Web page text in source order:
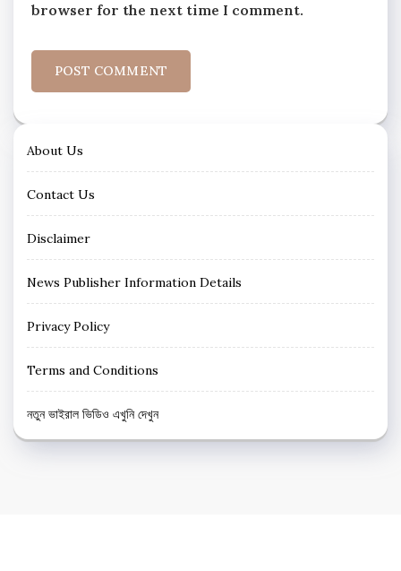
browser for the next time I comment.
About Us
Contact Us
Disclaimer
News Publisher Information Details
Privacy Policy
Terms and Conditions
নতুন ভাইরাল ভিডিও এখুনি দেখুন